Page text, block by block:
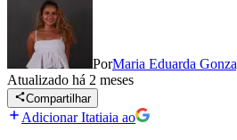
PorMaria Eduarda
Atualizado há 2 meses
Compartilhar
Adicionar Itatiaia ao